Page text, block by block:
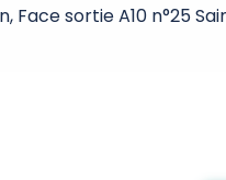
Face sortie A10 n°25